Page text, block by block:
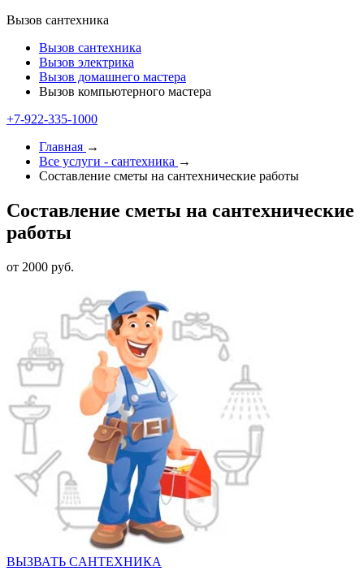
Вызов сантехника
Вызов сантехника
Вызов электрика
Вызов домашнего мастера
Вызов компьютерного мастера
+7-922-335-1000
Главная →
Все услуги - cантехника →
Составление сметы на сантехнические работы
Составление сметы на сантехнические
работы
от 2000 руб.
ВЫЗВАТЬ CАНТЕХНИКА